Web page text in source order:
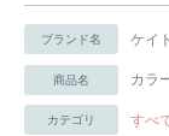
ブランド名 ケイト
商品名 カラ
カテゴリ すべ